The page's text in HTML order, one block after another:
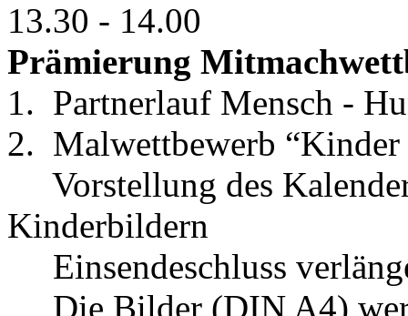
13.30 - 14.00
Prämierung
1. Partnerlauf Mensch -
2. Malwettbewerb “Kinder
Vorstellung des
Kinderbildern
Einsendeschluss
Die Bilder (DIN A4)